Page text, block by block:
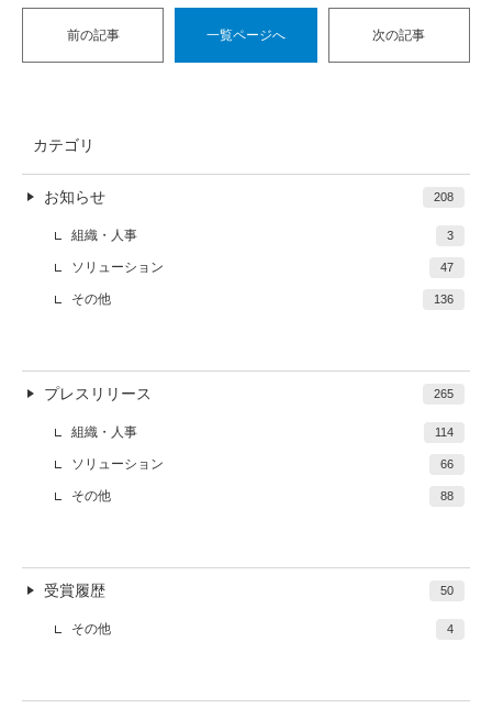
前の記事 一覧ページへ 次の記事
カテゴリ
お知らせ 208
組織・人事 3
ソリューション 47
その他 136
プレスリリース 265
組織・人事 114
ソリューション 66
その他 88
受賞履歴 50
その他 4